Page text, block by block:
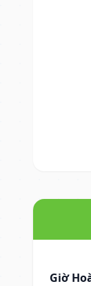
Giờ